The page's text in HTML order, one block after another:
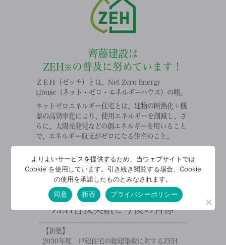
齊藤建設は
ZEH※ の普及に努めています！
ＺＥＨ（ゼッチ）とは、Net Zero Energy
House（ネット・ゼロ・エネルギーハウス）の略。
ネットゼロエネルギー住宅とは、建物の断熱化＋機
器の高効率化により、使用エネルギーを削減し、さ
らに、太陽光発電などの創エネルギーを用いること
で、エネルギー収支がゼロになる住宅のこと。
ホームページでの普及促進を行って目標を達成しま
す。
齊藤建設の
ZEH普及実績と今後の目標
【新築】
2030年度 戸建住宅の総建築数に対するZEH
よりよいサービスを提供するため、当ウェブサイトでは
Cookie を使用しています。引き続き閲覧する場合、Cookie
の使用を承諾したものとみなされます。
同意
拒否 プライバシーポリシー